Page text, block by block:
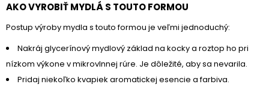
AKO VYROBIŤ MYDLÁ S TOUTO FORMOU
Postup výroby mydla s touto formou je veľmi jednoduchý:
Nakráj glycerínový mydlový základ na kocky a roztop ho pri
nízkom výkone v mikrovlnnej rúre. Je dôležité, aby sa nevarila.
Pridaj niekoľko kvapiek aromatickej esencie a farbiva.